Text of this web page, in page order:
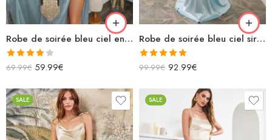
Robe de soirée bleu ciel en satin longue fendue bretelles spaghettis col bénitier lacets dans le dos
Note
5
69.99€ 59.99€
Robe de soirée bleu ciel sirène en satin avec lacets dans le dos
Note5.00
99.99€ 92.99€
SALE SALE